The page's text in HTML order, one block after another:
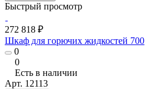
Быстрый просмотр
272 818 ₽
Шкаф для горючих жидкостей 700
0
0
Есть в наличии
Арт. 12113